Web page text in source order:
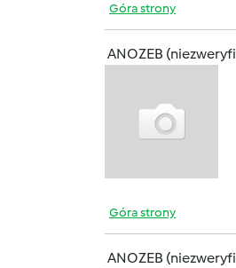
Góra strony
ANOZEB
Góra strony
ANOZEB